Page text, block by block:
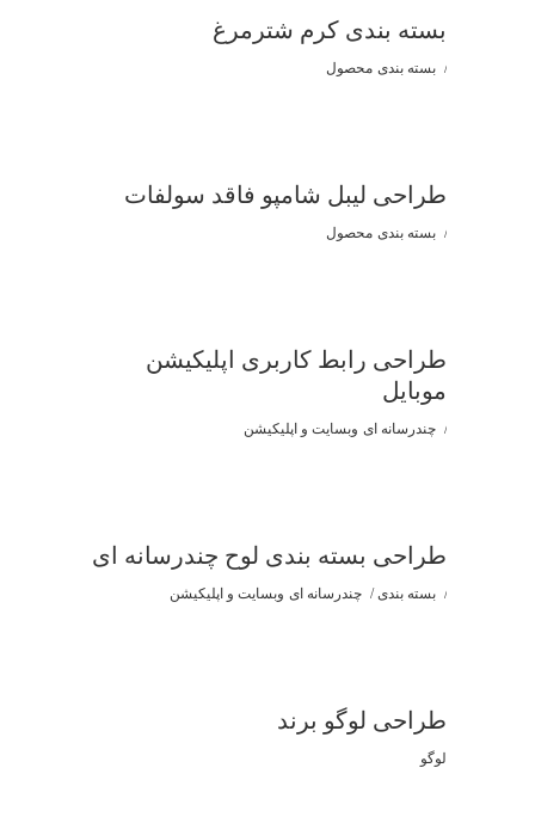
بسته بندی کرم شترمرغ
بسته بندی محصول
طراحی لیبل شامپو فاقد سولفات
بسته بندی محصول
طراحی رابط کاربری اپلیکیشن
موبایل
چندرسانه ای وبسایت و اپلیکیشن
طراحی بسته بندی لوح چندرسانه ای
بسته بندی چندرسانه ای وبسایت و اپلیکیشن
طراحی لوگو برند
لوگو